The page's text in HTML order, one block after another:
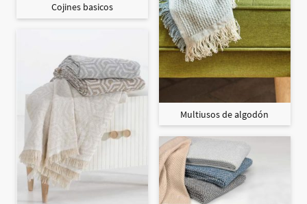
Cojines basicos
Multiusos de algodón